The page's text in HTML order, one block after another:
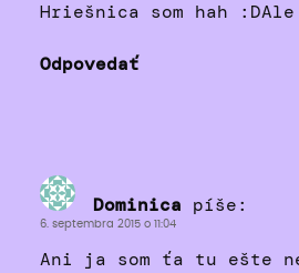
Hriešnica som hah
Odpovedať
Dominica píše:
6. septembra 2015 o 11:04
Ani ja som ťa tu ešte